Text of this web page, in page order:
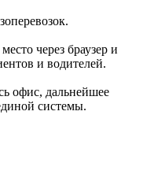
через браузер и
и водителей.
офис, дальнейшее
системы.